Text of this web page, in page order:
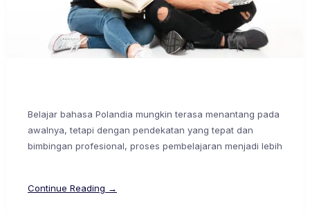
Belajar bahasa Polandia mungkin terasa menantang pada
awalnya, tetapi dengan pendekatan yang tepat dan
bimbingan profesional, proses pembelajaran menjadi lebih
Continue Reading →